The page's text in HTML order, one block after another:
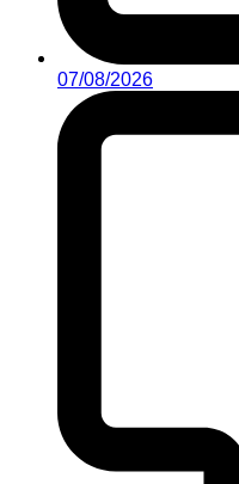
07/08/2026